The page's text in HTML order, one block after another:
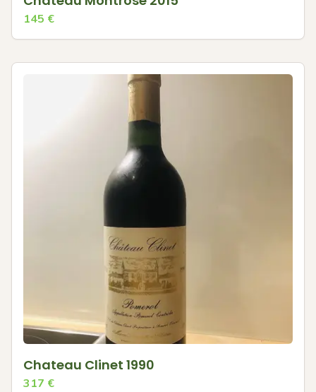
145 €
Chateau Clinet 1990
317 €